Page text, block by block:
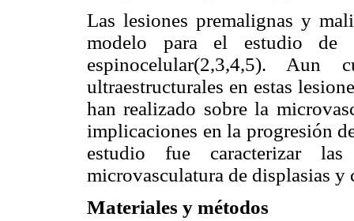
Las lesiones premalignas y
modelo para el estudio de
espinocelular(2,3,4,5). Aun
ultraestructurales en estas
han realizado sobre la
implicaciones en la progresión
estudio fue caracterizar las
microvasculatura de displasias y
Materiales y métodos